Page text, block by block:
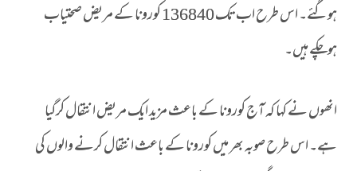
ہوگئے۔ اس طرح اب تک 136840 کورونا کے مریض صحتیاب
ہوچکے ہیں۔
انھوں نے کہا کہ آج کورونا کے باعث مزید ایک مریض انتقال کرگیا
ہے۔ اس طرح صوبہ بھر میں کورونا کے باعث انتقال کرنے والوں کی